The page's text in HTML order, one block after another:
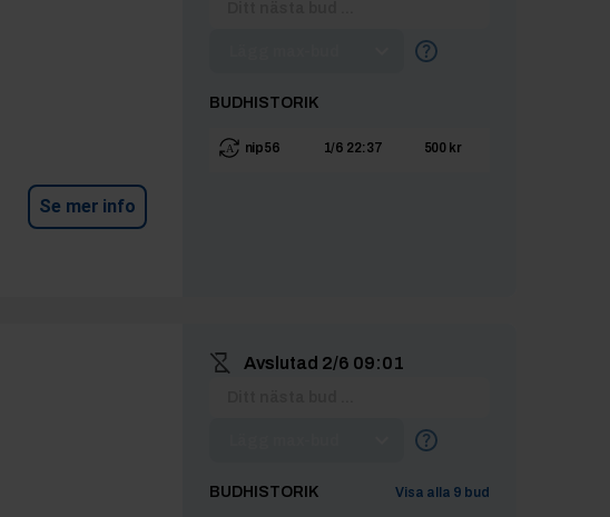
Se mer info
BUDHISTORIK
nip56 1/6 22:37 500 kr
Avslutad 2/6 09:01
BUDHISTORIK Visa alla 9 bud